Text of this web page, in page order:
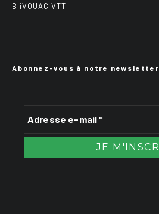
BiiVOUAC VTT
Abonnez-vous à notre newsletter